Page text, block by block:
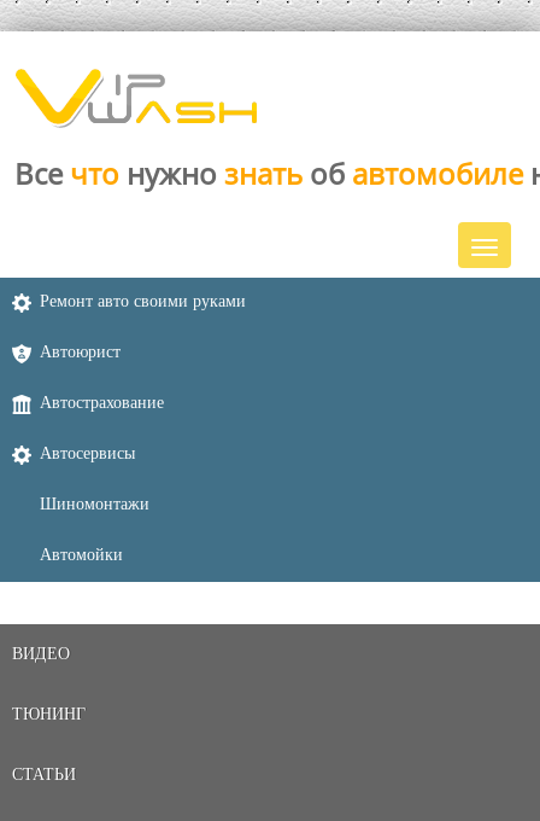
Все что нужно знать об автомобиле
Ремонт авто своими руками
Автоюрист
Автострахование
Автосервисы
Шиномонтажи
Автомойки
ВИДЕО
ТЮНИНГ
СТАТЬИ